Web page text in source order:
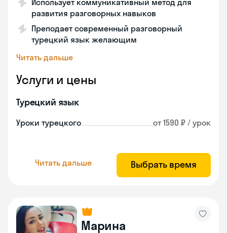
Использует коммуникативный метод для
развития разговорных навыков
Преподает современный разговорный
турецкий язык желающим
Читать дальше
Услуги и цены
Турецкий язык
Уроки турецкого от 1590 ₽ / урок
Читать дальше Выбрать время
Марина